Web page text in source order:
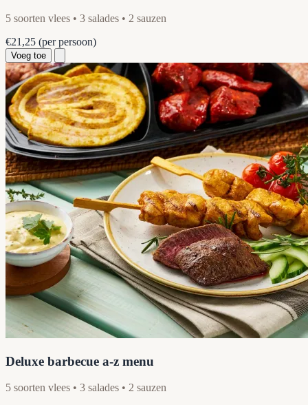
5 soorten vlees • 3 salades • 2 sauzen
€21,25 (per persoon)
Voeg toe
Deluxe barbecue a-z menu
5 soorten vlees • 3 salades • 2 sauzen